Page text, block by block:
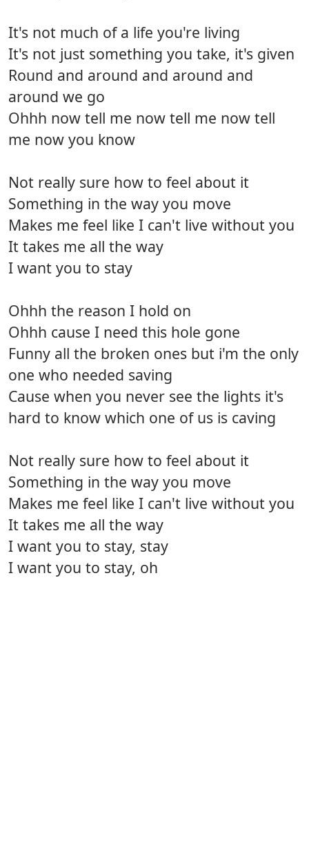
It's not much of a life you're living
It's not just something you take, it's given
Round and around and around and
around we go
Ohhh now tell me now tell me now tell
me now you know
Not really sure how to feel about it
Something in the way you move
Makes me feel like I can't live without you
It takes me all the way
I want you to stay
Ohhh the reason I hold on
Ohhh cause I need this hole gone
Funny all the broken ones but i'm the only
one who needed saving
Cause when you never see the lights it's
hard to know which one of us is caving
Not really sure how to feel about it
Something in the way you move
Makes me feel like I can't live without you
It takes me all the way
I want you to stay, stay
I want you to stay, oh